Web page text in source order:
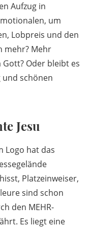
Aufzug in
um
Lobpreis und den
mehr? Mehr
Oder bleibt es
und schönen
Jesu
Logo hat das
Platzeinweiser,
sind schon
den MEHR-
Es liegt eine